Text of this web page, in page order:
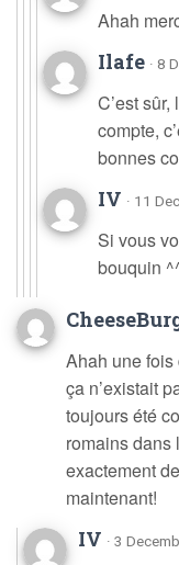
Ahah
Ilafe · 8
C’est
compte,
bonnes
IV · 11
Si vous
bouquin
Ahah une fois
ça n’existait
toujours été
romains dans
exactement
maintenant!
IV · 3